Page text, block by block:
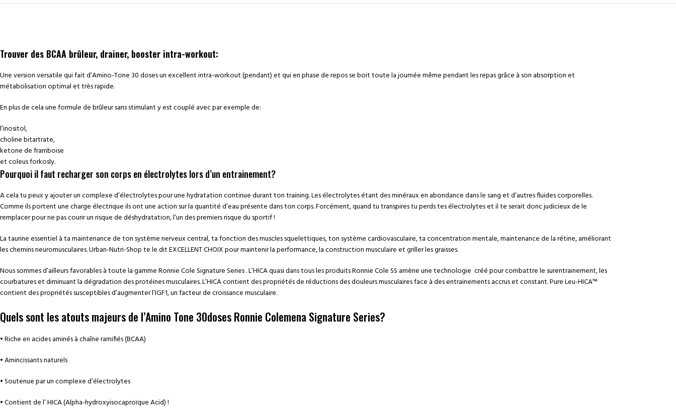
Trouver des BCAA brûleur, drainer, booster intra-workout:
Une version versatile qui fait d’Amino-Tone 30 doses un excellent intra-workout (pendant) et qui en phase de repos se boit toute la journée même pendant les repas grâce à son absorption et
métabolisation optimal et très rapide.
En plus de cela une formule de brûleur sans stimulant y est couplé avec par exemple de:
l’inositol,
choline bitartrate,
ketone de framboise
et coleus forkosly.
Pourquoi il faut recharger son corps en électrolytes lors d’un entrainement?
A cela tu peux y ajouter un complexe d’électrolytes pour une hydratation continue durant ton training. Les électrolytes étant des minéraux en abondance dans le sang et d’autres fluides corporelles.
Comme ils portent une charge électrique ils ont une action sur la quantité d’eau présente dans ton corps. Forcément, quand tu transpires tu perds tes électrolytes et il te serait donc judicieux de le
remplacer pour ne pas courir un risque de déshydratation, l’un des premiers risque du sportif !
La taurine essentiel à ta maintenance de ton système nerveux central, ta fonction des muscles squelettiques, ton système cardiovasculaire, ta concentration mentale, maintenance de la rétine, améliorant
les chemins neuromusculaires. Urban-Nutri-Shop te le dit EXCELLENT CHOIX pour maintenir la performance, la construction musculaire et griller les graisses.
Nous sommes d’ailleurs favorables à toute la gamme Ronnie Cole Signature Series . L’HICA quasi dans tous les produits Ronnie Cole SS amène une technologie créé pour combattre le surentrainement, les
courbatures et diminuant la dégradation des protéines musculaires. L’HICA contient des propriétés de réductions des douleurs musculaires face à des entrainements accrus et constant. Pure Leu-HICA™
contient des propriétés susceptibles d’augmenter l’IGF1, un facteur de croissance musculaire.
Quels sont les atouts majeurs de l’Amino Tone 30doses Ronnie Colemena Signature Series?
• Riche en acides aminés à chaîne ramifiés (BCAA)
• Amincissants naturels
• Soutenue par un complexe d’électrolytes
• Contient de l’ HICA (Alpha-hydroxyisocaproïque Acid) !